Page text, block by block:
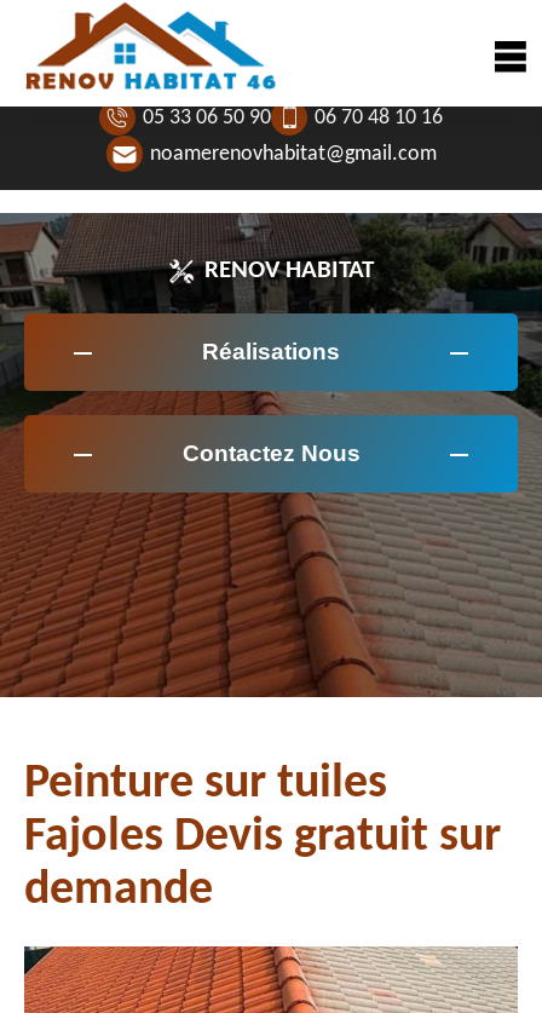
05 33 06 50 90
06 70 48 10 16
noamerenovhabitat@gmail.com
RENOV HABITAT
Réalisations
Contactez Nous
Peinture sur tuiles
Fajoles Devis gratuit sur
demande